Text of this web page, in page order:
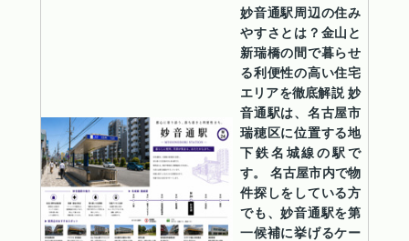
妙音通駅周辺の住み
やすさとは？金山と
新瑞橋の間で暮らせ
る利便性の高い住宅
エリアを徹底解説 妙
音通駅は、名古屋市
瑞穂区に位置する地
下鉄名城線の駅で
す。 名古屋市内で物
件探しをしている方
でも、妙音通駅を第
一候補に挙げるケー